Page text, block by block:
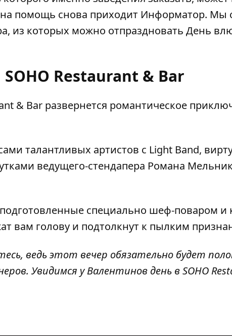
на помощь снова приходит Информатор. Мы
из которых можно отпраздновать День
SOHO Restaurant & Bar
& Bar развернется романтическое
талантливых артистов с Light Band,
ведущего-стендапера Романа
специально шеф-поваром и
вам голову и подтолкнут к пылким
ведь этот вечер обязательно будет
Увидимся у Валентинов день в SOHO